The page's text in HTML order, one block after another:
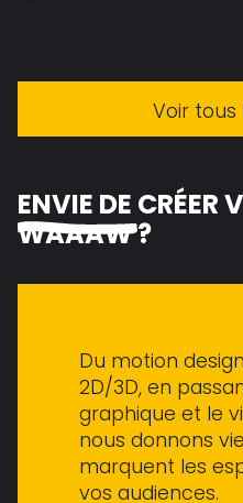
Voir tous
ENVIE DE CRÉER
WAAAW ?
Du motion
2D/3D, en
graphique et le
nous donnons
marquent les
vos audiences.